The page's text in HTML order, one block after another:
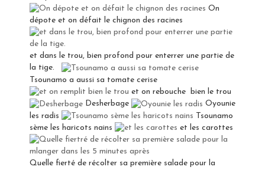
On
dépote et on défait le chignon des racines
et dans le trou, bien profond pour enterrer une partie de
la tige.
Tsounamo a aussi sa tomate cerise
et on rebouche bien le trou
Desherbage
Oyounie
les radis
Tsounamo
sème les haricots nains
et les carottes
Quelle fierté de récolter sa première salade pour la